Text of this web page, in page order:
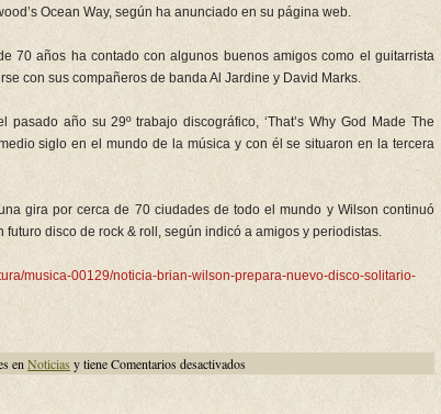
Ocean Way, según ha anunciado en su página web.
70 años ha contado con algunos buenos amigos como el guitarrista
con sus compañeros de banda Al Jardine y David Marks.
pasado año su 29º trabajo discográfico, ‘That’s Why God Made The
siglo en el mundo de la música y con él se situaron en la tercera
gira por cerca de 70 ciudades de todo el mundo y Wilson continuó
disco de rock & roll, según indicó a amigos y periodistas.
musica-00129/noticia-brian-wilson-prepara-nuevo-disco-solitario-
en Noticias y tieneComentarios desactivados
Brian